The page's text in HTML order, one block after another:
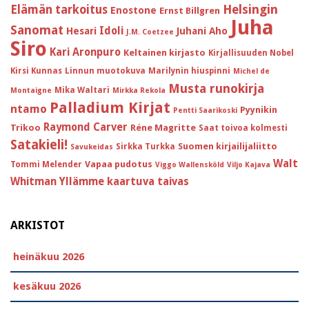
Elämän tarkoitus Enostone Ernst Billgren Helsingin
Sanomat Hesari Idoli J.M. Coetzee Juhani Aho Juha
Siro Kari Aronpuro Keltainen kirjasto Kirjallisuuden Nobel
Kirsi Kunnas Linnun muotokuva Marilynin hiuspinni Michel de
Montaigne Mika Waltari Mirkka Rekola Musta runokirja
ntamo Palladium Kirjat Pentti Saarikoski Pyynikin
Trikoo Raymond Carver Réne Magritte Saat toivoa kolmesti
Satakieli! Savukeidas Sirkka Turkka Suomen kirjailijaliitto
Tommi Melender Vapaa pudotus Viggo Wallensköld Viljo Kajava Walt
Whitman Yllämme kaartuva taivas
ARKISTOT
heinäkuu 2026
kesäkuu 2026